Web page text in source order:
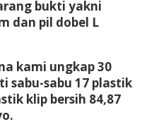
bukti yakni
dan pil dobel L
kami ungkap 30
sabu-sabu 17 plastik
klip bersih 84,87